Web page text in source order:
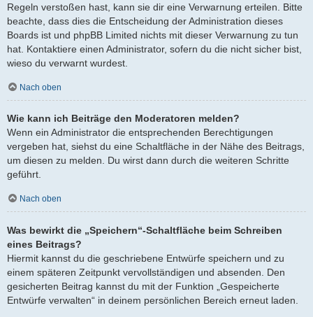
Regeln verstoßen hast, kann sie dir eine Verwarnung erteilen. Bitte
beachte, dass dies die Entscheidung der Administration dieses
Boards ist und phpBB Limited nichts mit dieser Verwarnung zu tun
hat. Kontaktiere einen Administrator, sofern du die nicht sicher bist,
wieso du verwarnt wurdest.
Nach oben
Wie kann ich Beiträge den Moderatoren melden?
Wenn ein Administrator die entsprechenden Berechtigungen
vergeben hat, siehst du eine Schaltfläche in der Nähe des Beitrags,
um diesen zu melden. Du wirst dann durch die weiteren Schritte
geführt.
Nach oben
Was bewirkt die „Speichern“-Schaltfläche beim Schreiben
eines Beitrags?
Hiermit kannst du die geschriebene Entwürfe speichern und zu
einem späteren Zeitpunkt vervollständigen und absenden. Den
gesicherten Beitrag kannst du mit der Funktion „Gespeicherte
Entwürfe verwalten“ in deinem persönlichen Bereich erneut laden.